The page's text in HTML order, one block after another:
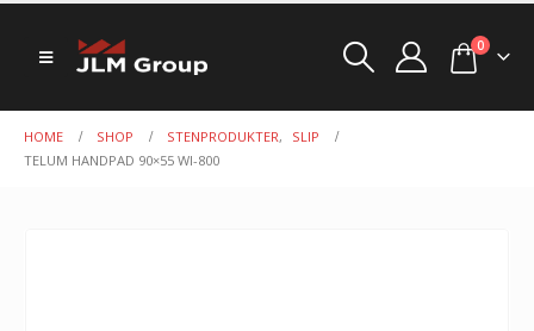
0
HOME SHOP STENPRODUKTER,
SLIP
TELUM HANDPAD 90×55 WI-800